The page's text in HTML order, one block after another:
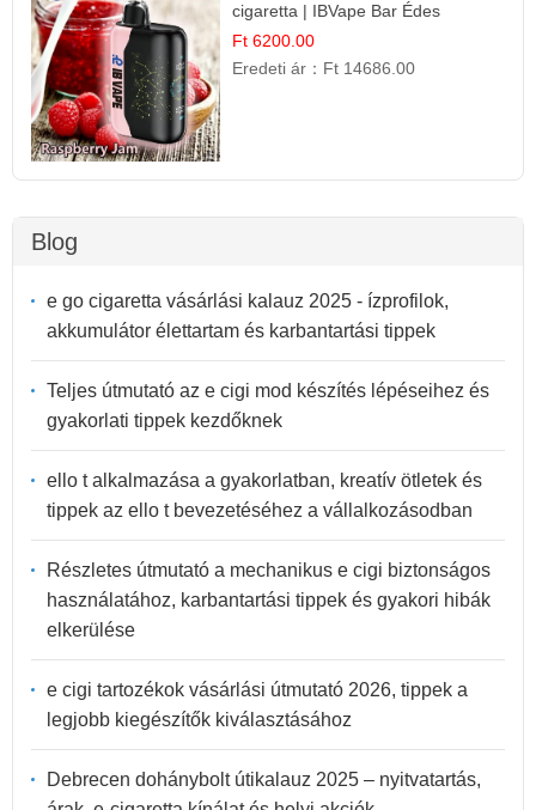
cigaretta | IBVape Bar Édes
Gyümölcs Íz
Ft 6200.00
Eredeti ár： Ft 14686.00
Blog
e go cigaretta vásárlási kalauz 2025 - ízprofilok,
akkumulátor élettartam és karbantartási tippek
Teljes útmutató az e cigi mod készítés lépéseihez és
gyakorlati tippek kezdőknek
ello t alkalmazása a gyakorlatban, kreatív ötletek és
tippek az ello t bevezetéséhez a vállalkozásodban
Részletes útmutató a mechanikus e cigi biztonságos
használatához, karbantartási tippek és gyakori hibák
elkerülése
e cigi tartozékok vásárlási útmutató 2026, tippek a
legjobb kiegészítők kiválasztásához
Debrecen dohánybolt útikalauz 2025 – nyitvatartás,